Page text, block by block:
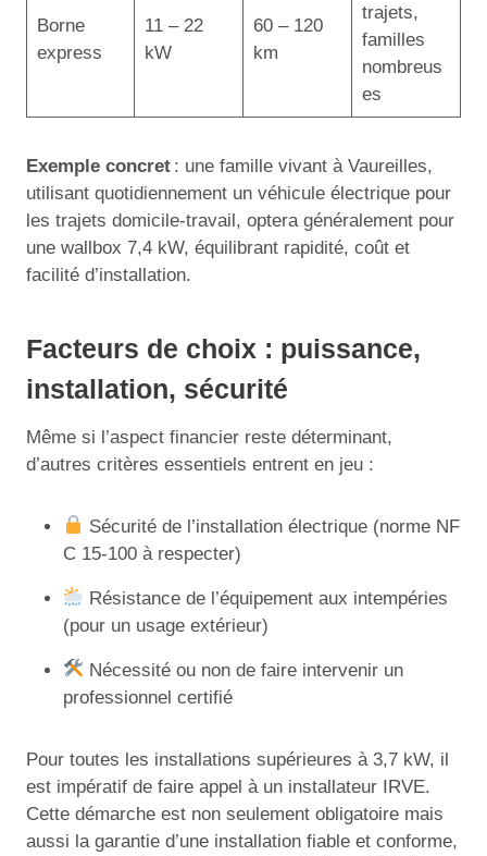
Borne
express
11 – 22
kW
60 – 120
km
trajets,
familles
nombreus
es
Exemple concret : une famille vivant à Vaureilles,
utilisant quotidiennement un véhicule électrique pour
les trajets domicile-travail, optera généralement pour
une wallbox 7,4 kW, équilibrant rapidité, coût et
facilité d’installation.
Facteurs de choix : puissance,
installation, sécurité
Même si l’aspect financier reste déterminant,
d’autres critères essentiels entrent en jeu :
Sécurité de l’installation électrique (norme NF
C 15-100 à respecter)
Résistance de l’équipement aux intempéries
(pour un usage extérieur)
Nécessité ou non de faire intervenir un
professionnel certifié
Pour toutes les installations supérieures à 3,7 kW, il
est impératif de faire appel à un installateur IRVE.
Cette démarche est non seulement obligatoire mais
aussi la garantie d’une installation fiable et conforme,